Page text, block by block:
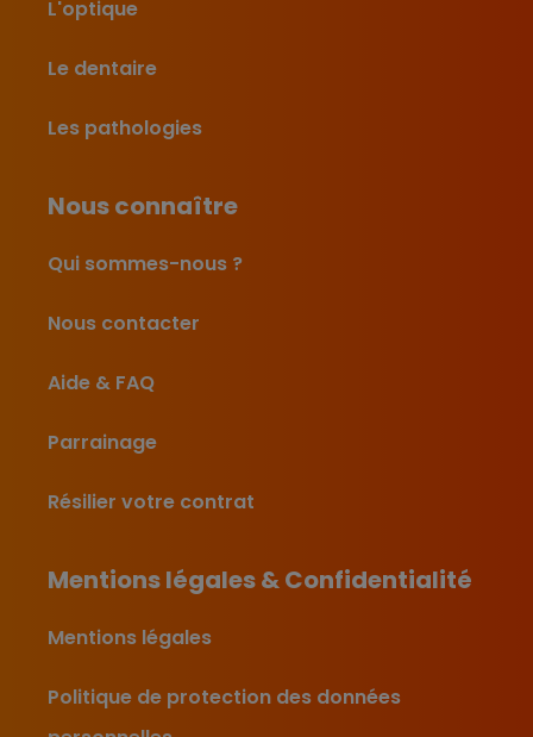
L'optique
Le dentaire
Les pathologies
Nous connaître
Qui sommes-nous ?
Nous contacter
Aide & FAQ
Parrainage
Résilier votre contrat
Mentions légales & Confidentialité
Mentions légales
Politique de protection des données